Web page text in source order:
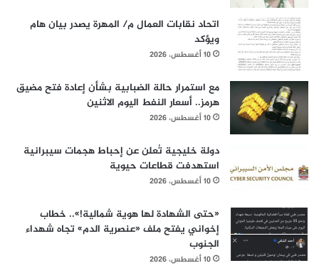
اتحاد نقابات العمال م/ المهرة يصدر بيان هام
ويؤكد
10 أغسطس، 2026
مع استمرار حالة الضبابية بشأن إعادة فتح مضيق
هرمز.. أسعار النفط اليوم الاثنين
10 أغسطس، 2026
دولة خليجية تُعلن عن إحباط هجمات سيبرانية
استهدفت قطاعات حيوية
10 أغسطس، 2026
«حتى الشهادة لها هوية شمالية!».. خطاب
إخواني يفتح ملف «عنصرية الدم» تجاه شهداء
الجنوب
10 أغسطس، 2026